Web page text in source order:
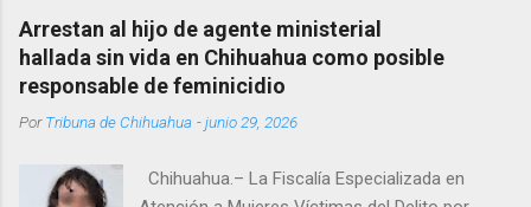
retaría a tomarse una foto en un restaurante
de Texas como una prueba de que si cuenta
con VISA Álvarez añadió: “Yo no sé dónde irá a
emociones fuertes, ¿Qué tal si se le ocurre que
cruzar y luego le den un susto, y pues la
Arrestan al hijo de agente ministerial
hallada sin vida en Chihuahua como posible
responsable de feminicidio
PorTribuna de Chihuahua -junio 29, 2026
Chihuahua.– La Fiscalía Especializada en